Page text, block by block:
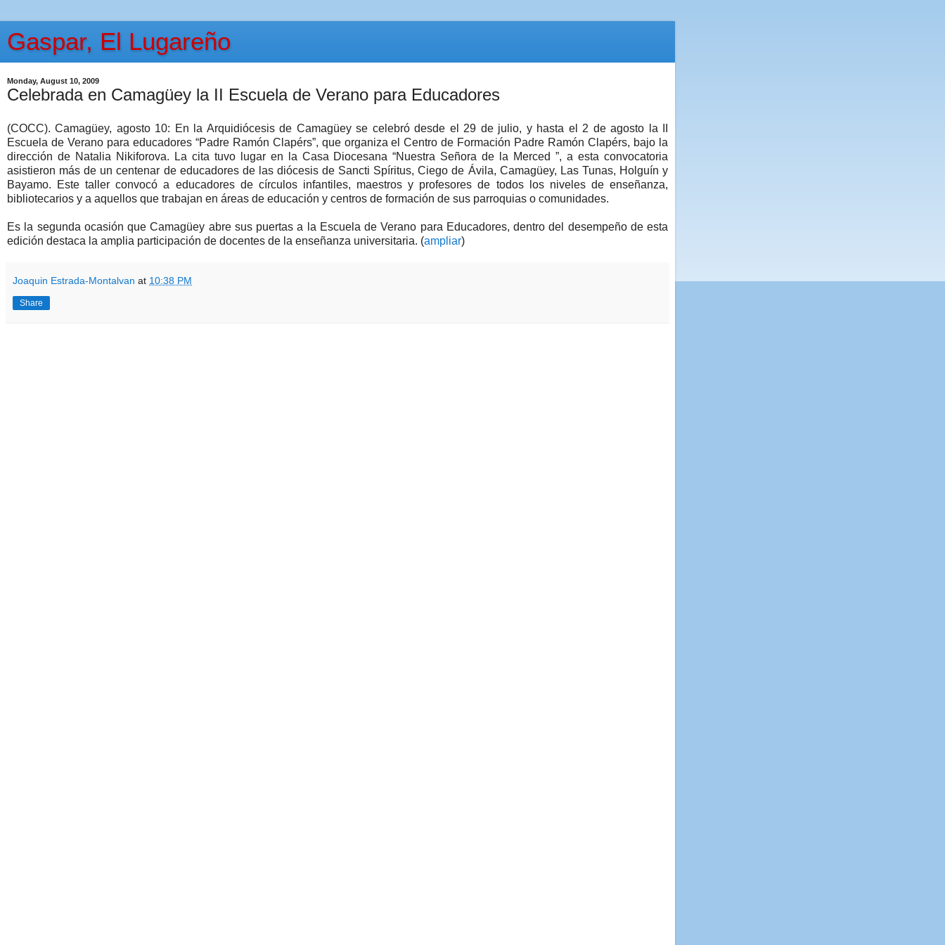
Gaspar, El Lugareño
Monday, August 10, 2009
Celebrada en Camagüey la II Escuela de Verano para Educadores
(COCC). Camagüey, agosto 10: En la Arquidiócesis de Camagüey se celebró desde el 29 de julio, y hasta el 2 de agosto la II
Escuela de Verano para educadores “Padre Ramón Clapérs”, que organiza el Centro de Formación Padre Ramón Clapérs, bajo la
dirección de Natalia Nikiforova. La cita tuvo lugar en la Casa Diocesana “Nuestra Señora de la Merced ”, a esta convocatoria
asistieron más de un centenar de educadores de las diócesis de Sancti Spíritus, Ciego de Ávila, Camagüey, Las Tunas, Holguín y
Bayamo. Este taller convocó a educadores de círculos infantiles, maestros y profesores de todos los niveles de enseñanza,
bibliotecarios y a aquellos que trabajan en áreas de educación y centros de formación de sus parroquias o comunidades.
Es la segunda ocasión que Camagüey abre sus puertas a la Escuela de Verano para Educadores, dentro del desempeño de esta
edición destaca la amplia participación de docentes de la enseñanza universitaria. (ampliar)
Joaquin Estrada-Montalvan at 10:38 PM
Share